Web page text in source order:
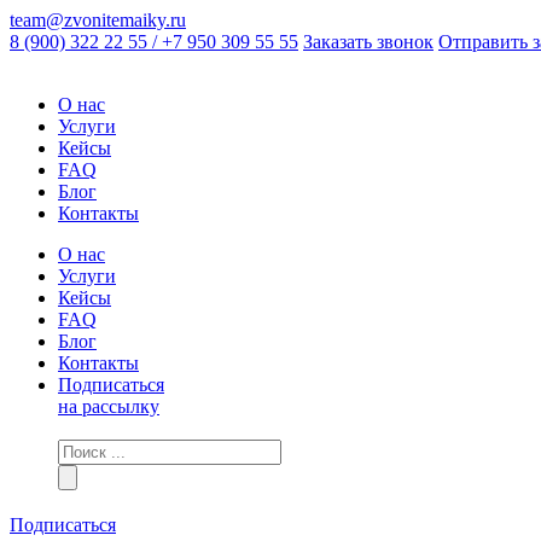
team@zvonitemaiky.ru
8 (900) 322 22 55 / +7 950 309 55 55 Заказать звонок Отправить
О нас
Услуги
Кейсы
FAQ
Блог
Контакты
О нас
Услуги
Кейсы
FAQ
Блог
Контакты
Подписаться
на рассылку
Подписаться